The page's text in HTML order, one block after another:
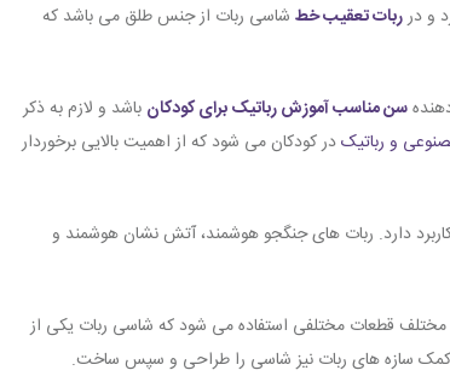
و درربات تعقیب خط شاسی ربات از جنس طلق می باشد که
سن مناسب آموزش رباتیک برای کودکان باشد و لازم به ذکر
و رباتیکدر کودکان می شود که از اهمیت بالایی برخوردار
دارد. ربات های جنگجو هوشمند، آتش نشان هوشمند و
قطعات مختلفی استفاده می شود که شاسی ربات یکی از
کمک سازه های ربات نیز شاسی را طراحی و سپس ساخت.